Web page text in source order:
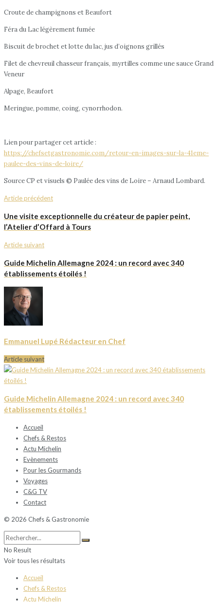
Croute de champignons et Beaufort
Féra du Lac légèrement fumée
Biscuit de brochet et lotte du lac, jus d’oignons grillés
Filet de chevreuil chasseur français, myrtilles comme une sauce Grand
Veneur
Alpage, Beaufort
Meringue, pomme, coing, cynorrhodon.
Lien pour partager cet article :
https://chefsetgastronomie.com/retour-en-images-sur-la-41eme-
paulee-des-vins-de-loire/
Source CP et visuels © Paulée des vins de Loire – Arnaud Lombard.
Article précédent
Une visite exceptionnelle du créateur de papier peint,
l’Atelier d’Offard à Tours
Article suivant
Guide Michelin Allemagne 2024 : un record avec 340
établissements étoilés !
Emmanuel Lupé Rédacteur en Chef
Article suivant
Guide Michelin Allemagne 2024 : un record avec 340
établissements étoilés !
Accueil
Chefs & Restos
Actu Michelin
Evènements
Pour les Gourmands
Voyages
C&G TV
Contact
© 2026 Chefs & Gastronomie
No Result
Voir tous les résultats
Accueil
Chefs & Restos
Actu Michelin